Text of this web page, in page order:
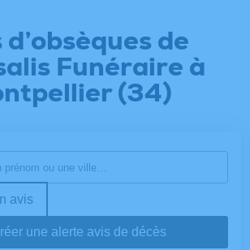
de
Funéraire à
(34)
avis
une alerte avis de décès